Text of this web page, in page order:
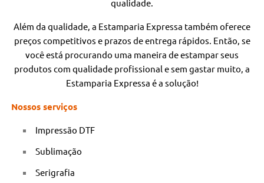
qualidade.
Além da qualidade, a Estamparia Expressa também oferece
preços competitivos e prazos de entrega rápidos. Então, se
você está procurando uma maneira de estampar seus
produtos com qualidade profissional e sem gastar muito, a
Estamparia Expressa é a solução!
Nossos serviços
Impressão DTF
Sublimação
Serigrafia